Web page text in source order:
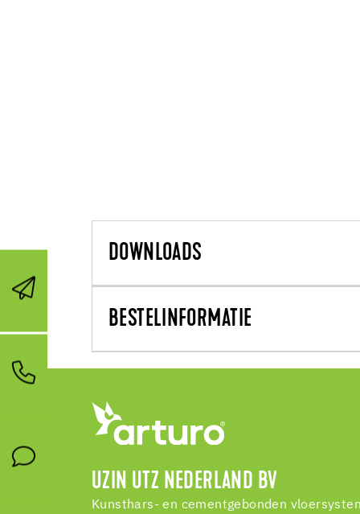
DOWNLOADS
BESTELINFORMATIE
UZIN UTZ NEDERLAND BV
Kunsthars- en cementgebonden